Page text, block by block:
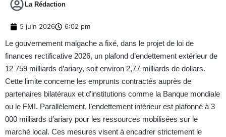
La Rédaction
5 juin 2026 6:02 pm
Le gouvernement malgache a fixé, dans le projet de loi de
finances rectificative 2026, un plafond d’endettement extérieur de
12 759 milliards d’ariary, soit environ 2,77 milliards de dollars.
Cette limite concerne les emprunts contractés auprès de
partenaires bilatéraux et d’institutions comme la Banque mondiale
ou le FMI. Parallèlement, l’endettement intérieur est plafonné à 3
000 milliards d’ariary pour les ressources mobilisées sur le
marché local. Ces mesures visent à encadrer strictement le